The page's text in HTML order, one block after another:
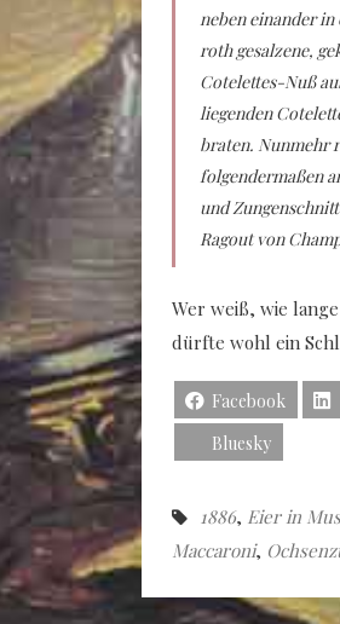
neben einander in
roth gesalzene,
Cotelettes-Nuß
liegenden
braten. Nunmehr
folgendermaßen
und
Ragout von
Wer weiß, wie
dürfte wohl ein
Facebook
Bluesky
1886, Eier in
Maccaroni,